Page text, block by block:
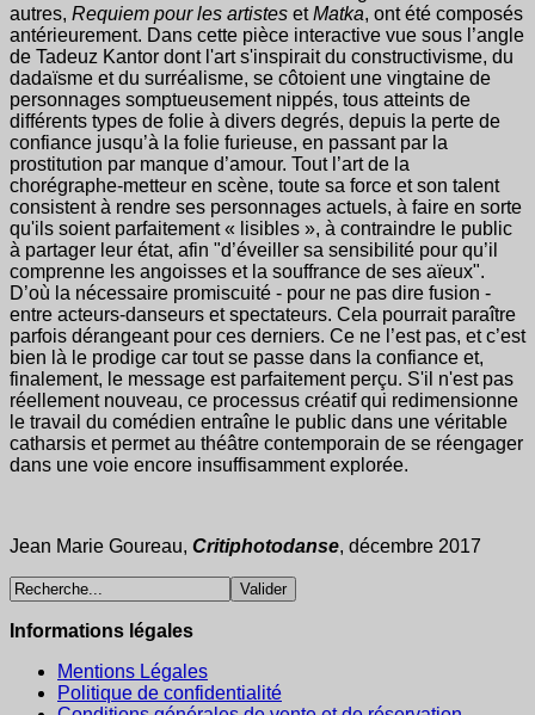
autres, Requiem pour les artistes etMatka, ont été composés
antérieurement. Dans cette pièce interactive vue sous l’angle
de Tadeuz Kantor dont l'art s'inspirait du constructivisme, du
dadaïsme et du surréalisme, se côtoient une vingtaine de
personnages somptueusement nippés, tous atteints de
différents types de folie à divers degrés, depuis la perte de
confiance jusqu’à la folie furieuse, en passant par la
prostitution par manque d’amour. Tout l’art de la
chorégraphe-metteur en scène, toute sa force et son talent
consistent à rendre ses personnages actuels, à faire en sorte
qu'ils soient parfaitement « lisibles », à contraindre le public
à partager leur état, afin "d’éveiller sa sensibilité pour qu’il
comprenne les angoisses et la souffrance de ses aïeux".
D’où la nécessaire promiscuité - pour ne pas dire fusion -
entre acteurs-danseurs et spectateurs. Cela pourrait paraître
parfois dérangeant pour ces derniers. Ce ne l’est pas, et c’est
bien là le prodige car tout se passe dans la confiance et,
finalement, le message est parfaitement perçu. S'il n'est pas
réellement nouveau, ce processus créatif qui redimensionne
le travail du comédien entraîne le public dans une véritable
catharsis et permet au théâtre contemporain de se réengager
dans une voie encore insuffisamment explorée.
Jean Marie Goureau, Critiphotodanse, décembre 2017
Informations légales
Mentions Légales
Politique de confidentialité